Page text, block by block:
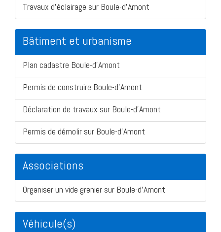
Travaux d'éclairage sur Boule-d'Amont
Bâtiment et urbanisme
Plan cadastre Boule-d'Amont
Permis de construire Boule-d'Amont
Déclaration de travaux sur Boule-d'Amont
Permis de démolir sur Boule-d'Amont
Associations
Organiser un vide grenier sur Boule-d'Amont
Véhicule(s)